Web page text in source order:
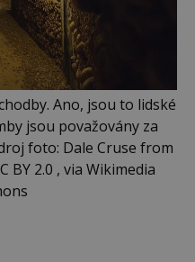
Ano, jsou to lidské
jsou považovány za
foto: Dale Cruse from
BY 2.0 , via Wikimedia